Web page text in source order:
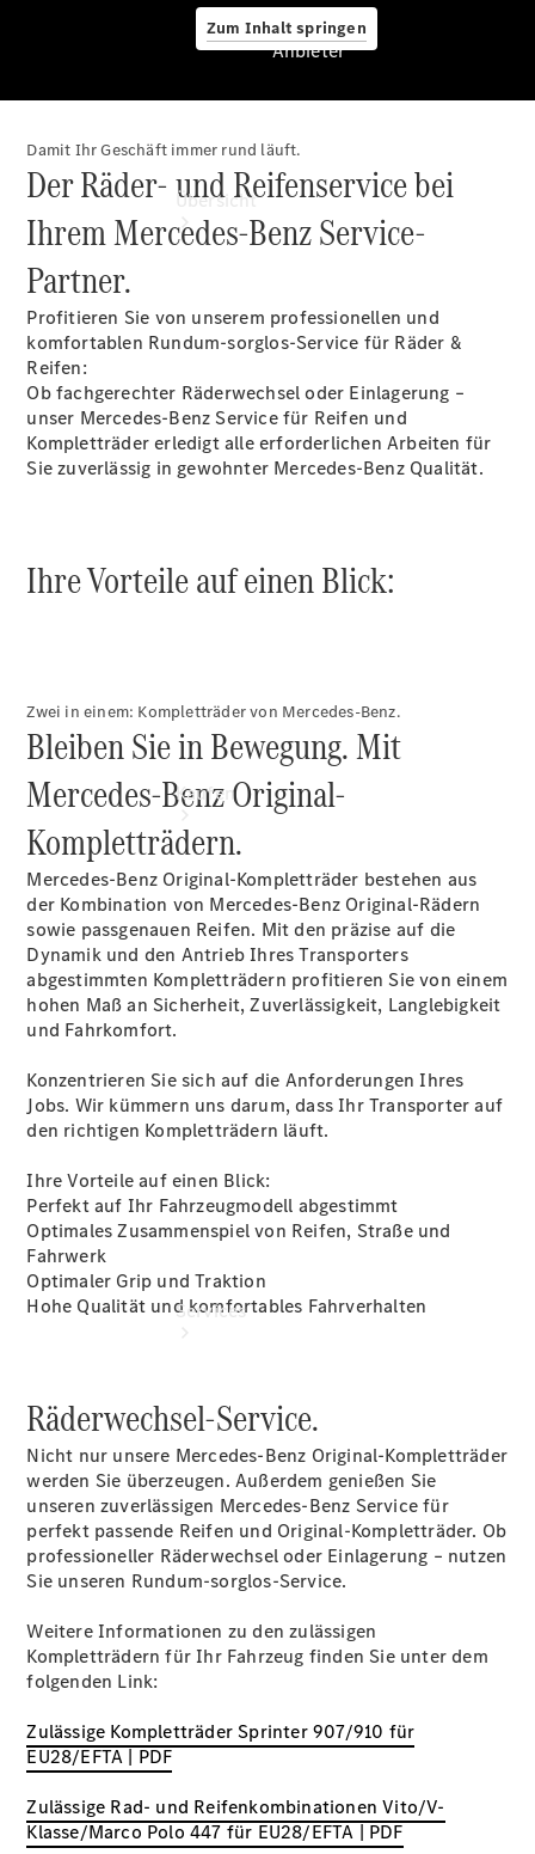
Zum Inhalt springen
Anbieter
Übersicht
Startseite
Ansprechpartner
finden
Beratung
Kaufen
Übersicht
Gebrauchtwagensuche
Digitale
Services
Übersicht
Finanzdienste
Reifen &
Kompletträder
Komplettradschutz
EU-
Anbieter
Damit Ihr Geschäft immer rund läuft.
Der Räder- und Reifenservice bei
Ihrem Mercedes-Benz Service-
Partner.
Profitieren Sie von unserem professionellen und
komfortablen Rundum-sorglos-Service für Räder &
Reifen:
Ob fachgerechter Räderwechsel oder Einlagerung –
unser Mercedes-Benz Service für Reifen und
Kompletträder erledigt alle erforderlichen Arbeiten für
Sie zuverlässig in gewohnter Mercedes-Benz Qualität.
Ihre Vorteile auf einen Blick:
Zwei in einem: Kompletträder von Mercedes-Benz.
Bleiben Sie in Bewegung. Mit
Mercedes-Benz Original-
Kompletträdern.
Mercedes-Benz Original-Kompletträder bestehen aus
der Kombination von Mercedes-Benz Original-Rädern
sowie passgenauen Reifen. Mit den präzise auf die
Dynamik und den Antrieb Ihres Transporters
abgestimmten Kompletträdern profitieren Sie von einem
hohen Maß an Sicherheit, Zuverlässigkeit, Langlebigkeit
und Fahrkomfort.
Konzentrieren Sie sich auf die Anforderungen Ihres
Jobs. Wir kümmern uns darum, dass Ihr Transporter auf
den richtigen Kompletträdern läuft.
Ihre Vorteile auf einen Blick:
Perfekt auf Ihr Fahrzeugmodell abgestimmt
Optimales Zusammenspiel von Reifen, Straße und
Fahrwerk
Optimaler Grip und Traktion
Hohe Qualität und komfortables Fahrverhalten
Räderwechsel-Service.
Nicht nur unsere Mercedes-Benz Original-Kompletträder
werden Sie überzeugen. Außerdem genießen Sie
unseren zuverlässigen Mercedes-Benz Service für
perfekt passende Reifen und Original-Kompletträder. Ob
professioneller Räderwechsel oder Einlagerung – nutzen
Sie unseren Rundum-sorglos-Service.
Weitere Informationen zu den zulässigen
Kompletträdern für Ihr Fahrzeug finden Sie unter dem
folgenden Link:
Zulässige Kompletträder Sprinter 907/910 für
EU28/EFTA | PDF
Zulässige Rad- und Reifenkombinationen Vito/V-
Klasse/Marco Polo 447 für EU28/EFTA | PDF